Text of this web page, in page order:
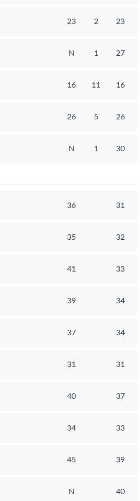
23 2 23
N 1 27
16 11 16
26 5 26
N 1 30
36 31
35 32
41 33
39 34
37 34
31 31
40 37
34 33
45 39
N 40